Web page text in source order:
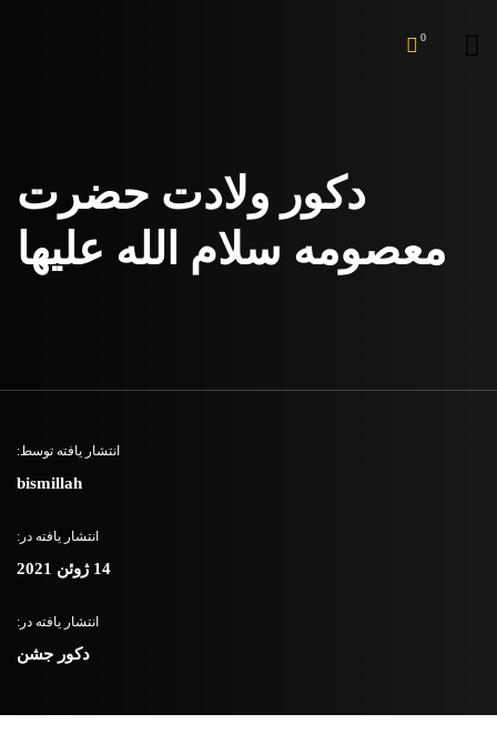
0
دکور ولادت حضرت
معصومه سلام الله علیها
انتشار یافته توسط:
bismillah
انتشار یافته در:
14 ژوئن 2021
انتشار یافته در:
دکور جشن